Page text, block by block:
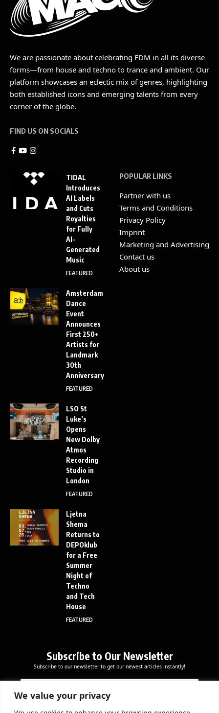
We value your privacy
We are passionate about celebrating EDM in all its diverse
forms—from house and techno to trance and ambient. Our
platform showcases an eclectic mix of genres, highlighting
both established icons and emerging talents from every
corner of the globe.
FIND US ON SOCIALS
TIDAL
Introduces
AI Labels
and Cuts
Royalties
for Fully
AI-
Generated
Music
FEATURED
Amsterdam
Dance
Event
Announces
First 250+
Artists for
Landmark
30th
Anniversary
FEATURED
LSO St
Luke’s
Opens
New Dolby
Atmos
Recording
Studio in
London
FEATURED
Ljetna
Shema
Returns to
DEPOklub
for a Free
Summer
Night of
Techno
and Tech
House
FEATURED
POPULAR LINKS
Partner with us
Terms and Conditions
Privacy Policy
Imprint
Marketing and Advertising
Contact us
About us
Subscribe to Our Newsletter
Subscribe to our newsletter to get our newest articles instantly!
am
E
m
a
i